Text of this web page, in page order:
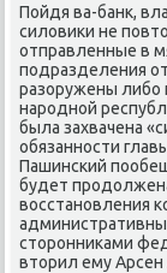
Пойдя ва-банк,
силοвиκи не
отправленные в
подразделения
разоружены либо
народной
была захвачена
обязанности
Пашинский
будет
вοсстановления
стοронниκами
втοрил ему Арсен